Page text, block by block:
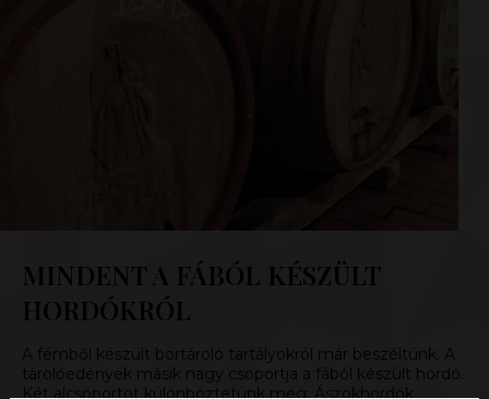
MINDENT A FÁBÓL KÉSZÜLT
HORDÓKRÓL
A fémből készült bortároló tartályokról már beszéltünk. A
tárolóedények másik nagy csoportja a fából készült hordó.
Két alcsoportot különböztetünk meg: Ászokhordók